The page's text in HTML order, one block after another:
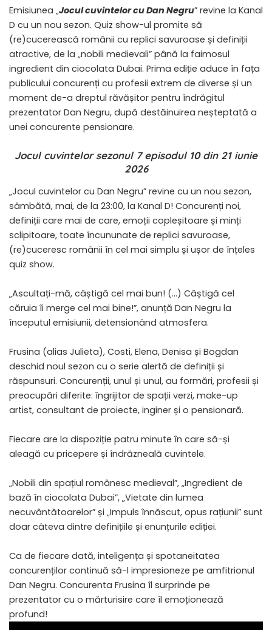
Emisiunea „Jocul cuvintelor cu Dan Negru” revine la Kanal
D cu un nou sezon. Quiz show-ul promite să
(re)cucerească românii cu replici savuroase și definiții
atractive, de la „nobili medievali” până la faimosul
ingredient din ciocolata Dubai. Prima ediție aduce în fața
publicului concurenți cu profesii extrem de diverse și un
moment de-a dreptul răvășitor pentru îndrăgitul
prezentator Dan Negru, după destăinuirea neșteptată a
unei concurente pensionare.
Jocul cuvintelor sezonul 7 episodul 10 din 21 iunie
2026
„Jocul cuvintelor cu Dan Negru” revine cu un nou sezon,
sâmbătă, mai, de la 23:00, la Kanal D! Concurenți noi,
definiții care mai de care, emoții copleșitoare și minți
sclipitoare, toate încununate de replici savuroase,
(re)cuceresc românii în cel mai simplu și ușor de înțeles
quiz show.
„Ascultați-mă, câștigă cel mai bun! (…) Câștigă cel
căruia îi merge cel mai bine!”, anunță Dan Negru la
începutul emisiunii, detensionând atmosfera.
Frusina (alias Julieta), Costi, Elena, Denisa și Bogdan
deschid noul sezon cu o serie alertă de definiții și
răspunsuri. Concurenții, unul și unul, au formări, profesii și
preocupări diferite: îngrijitor de spații verzi, make-up
artist, consultant de proiecte, inginer și o pensionară.
Fiecare are la dispoziție patru minute în care să-și
aleagă cu pricepere și îndrăzneală cuvintele.
„Nobili din spațiul românesc medieval”, „Ingredient de
bază în ciocolata Dubai”, „Vietate din lumea
necuvântătoarelor” și „Impuls înnăscut, opus rațiunii” sunt
doar câteva dintre definițiile și enunțurile ediției.
Ca de fiecare dată, inteligența și spotaneitatea
concurenților continuă să-l impresioneze pe amfitrionul
Dan Negru. Concurenta Frusina îl surprinde pe
prezentator cu o mărturisire care îl emoționează
profund!